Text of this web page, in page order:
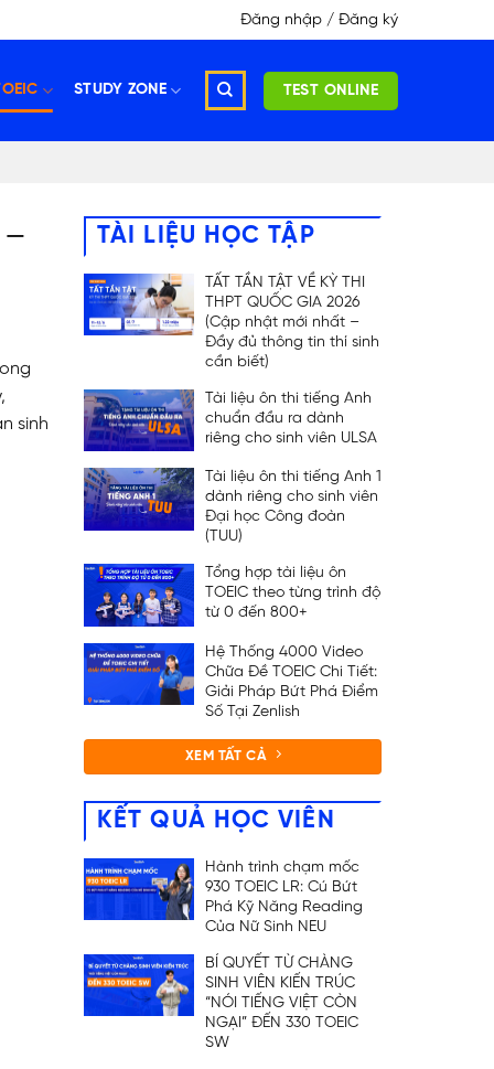
Đăng nhập / Đăng ký
STUDY ZONE TEST ONLINE
–
sinh
TÀI LIỆU HỌC TẬP
TẤT TẦN TẬT VỀ KỲ THI
THPT QUỐC GIA 2026
(Cập nhật mới nhất –
Đầy đủ thông tin thí sinh
cần biết)
Tài liệu ôn thi tiếng Anh
chuẩn đầu ra dành
riêng cho sinh viên ULSA
Tài liệu ôn thi tiếng Anh 1
dành riêng cho sinh viên
Đại học Công đoàn
(TUU)
Tổng hợp tài liệu ôn
TOEIC theo từng trình độ
từ 0 đến 800+
Hệ Thống 4000 Video
Chữa Đề TOEIC Chi Tiết:
Giải Pháp Bứt Phá Điểm
Số Tại Zenlish
XEM TẤT CẢ
KẾT QUẢ HỌC VIÊN
Hành trình chạm mốc
930 TOEIC LR: Cú Bứt
Phá Kỹ Năng Reading
Của Nữ Sinh NEU
BÍ QUYẾT TỪ CHÀNG
SINH VIÊN KIẾN TRÚC
“NÓI TIẾNG VIỆT CÒN
NGẠI” ĐẾN 330 TOEIC
SW